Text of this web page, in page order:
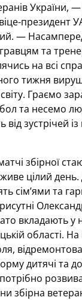
України, —
президент
—
та
на всі
тижня
Граємо
та несемо
від зустрічей
збірної
цілий
сім’ями та
вкладають
області. На
дитячі та
збірна